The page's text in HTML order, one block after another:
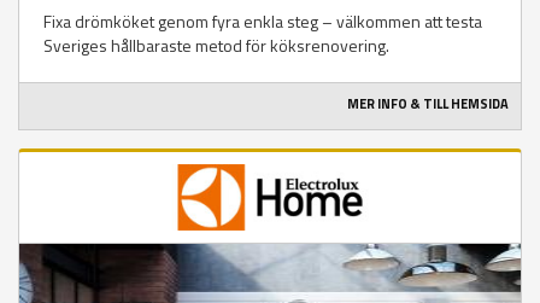
Fixa drömköket genom fyra enkla steg – välkommen att testa
Sveriges hållbaraste metod för köksrenovering.
MER INFO & TILL HEMSIDA